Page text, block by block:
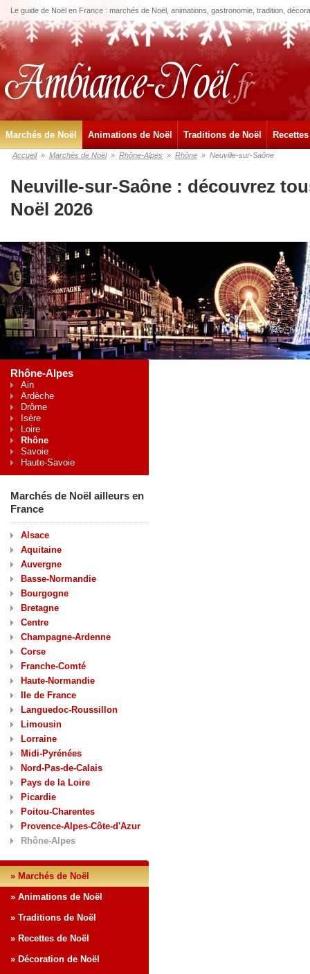
Le guide de Noël en France : marchés de Noël, animations, gastronomie, tradition,
Marchés de Noël Animations de Noël Traditions de Noël
Accueil » Marchés de Noël » Rhône-Alpes » Rhône » Neuville-sur-Saône
Neuville-sur-Saône : découvrez
Noël 2026
Rhône-Alpes
Ain
Ardèche
Drôme
Isère
Loire
Rhône
Savoie
Haute-Savoie
Marchés de Noël ailleurs en
France
Alsace
Aquitaine
Auvergne
Basse-Normandie
Bourgogne
Bretagne
Centre
Champagne-Ardenne
Corse
Franche-Comté
Haute-Normandie
Ile de France
Languedoc-Roussillon
Limousin
Lorraine
Midi-Pyrénées
Nord-Pas-de-Calais
Pays de la Loire
Picardie
Poitou-Charentes
Provence-Alpes-Côte-d'Azur
Rhône-Alpes
» Marchés de Noël
» Animations de Noël
» Traditions de Noël
» Recettes de Noël
» Décoration de Noël